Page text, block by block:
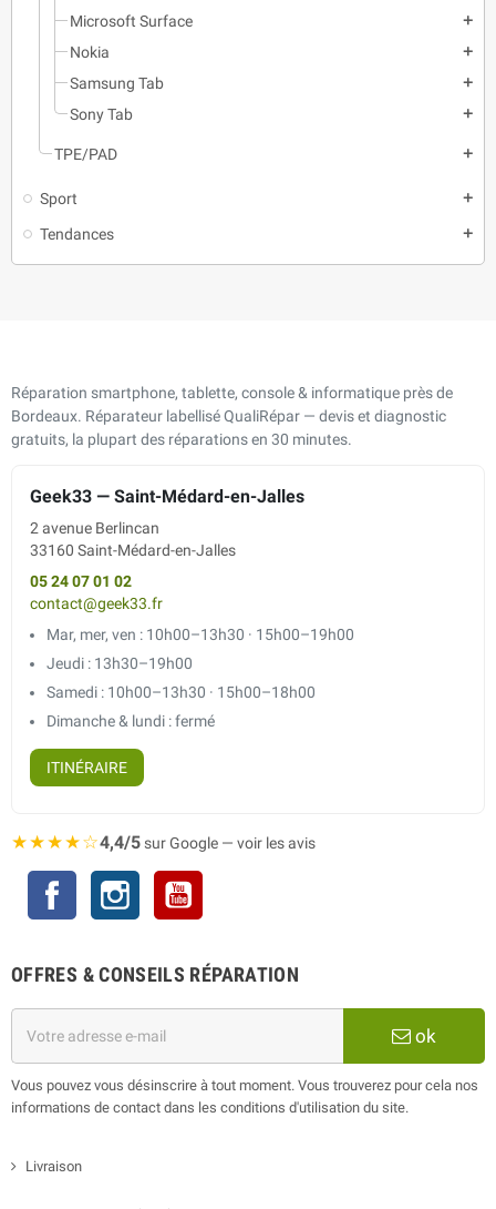
Microsoft Surface add
Nokia add
Samsung Tab add
Sony Tab add
TPE/PAD add
Sport add
Tendances add
Réparation smartphone, tablette, console & informatique près de
Bordeaux. Réparateur labellisé QualiRépar — devis et diagnostic
gratuits, la plupart des réparations en 30 minutes.
Geek33 — Saint-Médard-en-Jalles
2 avenue Berlincan
33160 Saint-Médard-en-Jalles
05 24 07 01 02
contact@geek33.fr
Mar, mer, ven : 10h00–13h30 · 15h00–19h00
Jeudi : 13h30–19h00
Samedi : 10h00–13h30 · 15h00–18h00
Dimanche & lundi : fermé
ITINÉRAIRE
★★★★☆4,4/5sur Google — voir les avis
Facebook Instagram
OFFRES & CONSEILS RÉPARATION
ok
Vous pouvez vous désinscrire à tout moment. Vous trouverez pour cela nos
informations de contact dans les conditions d'utilisation du site.
Livraison